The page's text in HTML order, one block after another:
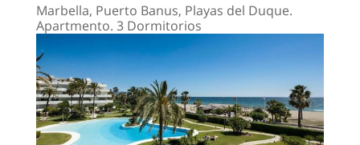
Marbella, Puerto Banus, Playas del Duque.
Apartmento. 3 Dormitorios